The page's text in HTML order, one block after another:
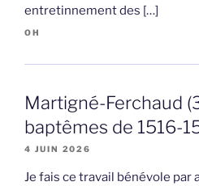
entretinnement des […]
OH
Martigné-Ferchaud
baptêmes de 1516-
4 JUIN 2026
Je fais ce travail bénévole par